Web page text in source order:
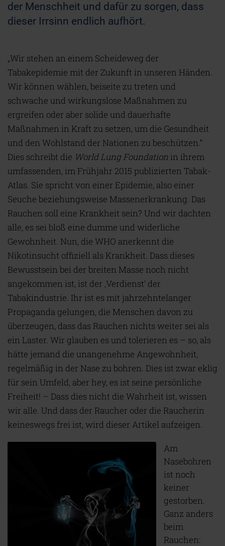
der Menschheit und dafür zu sorgen, dass
dieser Irrsinn endlich aufhört.
„Wir stehen an einem Scheideweg der
Tabakepidemie mit der Zukunft in unseren Händen.
Wir können wählen, beiseite zu treten und
schwache und wirkungslose Maßnahmen zu
ergreifen oder aber solide und dauerhafte
Maßnahmen in Kraft zu setzen, um die Gesundheit
und den Wohlstand der Nationen zu beschützen.“
Dies schreibt die World Lung Foundation in ihrem
umfassenden, im Frühjahr 2015 publizierten Tabak-
Atlas. Sie spricht von einer Epidemie, also einer
Seuche beziehungsweise Massenerkrankung. Das
Rauchen soll eine Krankheit sein? Und wir dachten
alle, es sei bloß eine dumme und widerliche
Gewohnheit. Nun, die WHO anerkennt die
Nikotinsucht offiziell als Krankheit. Dass dieses
Bewusstsein bei der breiten Masse noch nicht
angekommen ist, ist der ‚Verdienst‘ der
Tabakindustrie. Ihr ist es mit jahrzehntelanger
Propaganda gelungen, die Menschen davon zu
überzeugen, dass das Rauchen nichts weiter sei als
ein Laster. Wir glauben es und tolerieren es – so, als
hätte jemand die unangenehme Angewohnheit,
regelmäßig in der Nase zu bohren. Dies ist zwar eklig
für sein Umfeld, aber hey, es ist seine persönliche
Freiheit! – Dass dies nicht die Wahrheit ist, wissen
wir alle. Und dass der Raucher oder die Raucherin
keineswegs frei ist, wird dieser Artikel aufzeigen.
Am
Nasebohren
ist noch
keiner
gestorben.
Ganz anders
beim
Rauchen: